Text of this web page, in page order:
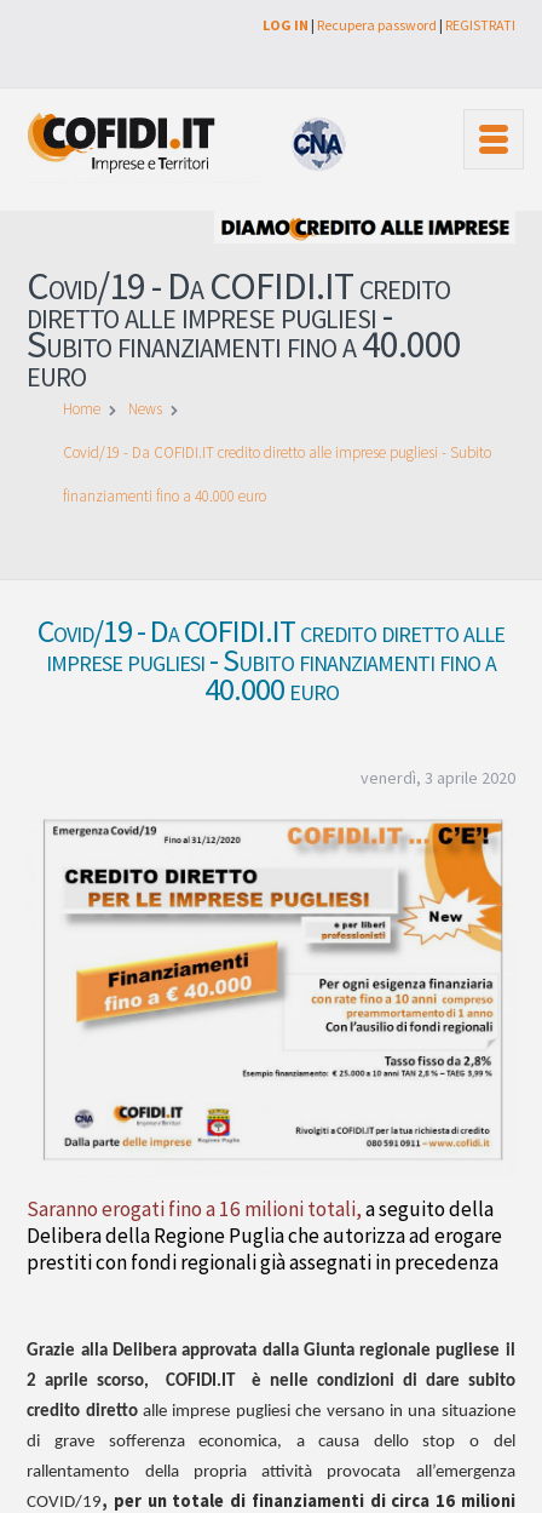
LOG IN | Recupera password | REGISTRATI
Covid/19 - Da COFIDI.IT credito
diretto alle imprese pugliesi -
Subito finanziamenti fino a 40.000
euro
Home News
Covid/19 - Da COFIDI.IT credito diretto alle imprese pugliesi - Subito
finanziamenti fino a 40.000 euro
Covid/19 - Da COFIDI.IT credito diretto alle
imprese pugliesi - Subito finanziamenti fino a
40.000 euro
venerdì, 3 aprile 2020
Saranno erogati fino a 16 milioni totali,a seguito della
Delibera della Regione Puglia che autorizza ad erogare
prestiti con fondi regionali già assegnati in precedenza
Grazie alla Delibera approvata dalla Giunta regionale pugliese il
2 aprile scorso,
COFIDI.IT
è nelle condizioni di dare subito
credito direttoalle imprese pugliesi che versano in una situazione
di grave sofferenza economica, a causa dello stop o del
rallentamento della propria attività provocata all’emergenza
COVID/19, per un totale di finanziamenti di circa 16 milioni